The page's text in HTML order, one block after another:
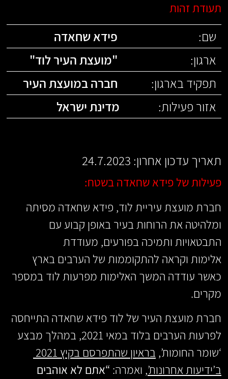
תעודת זהות
שם:
פידא שחאדה
ארגון:
"מועצת העיר לוד"
תפקיד בארגון:
חברה במועצת העיר
אזור פעילות:
מדינת ישראל
תאריך עדכון אחרון: 24.7.2023
פעילות של פידא שחאדה בשטח:
חברת מועצת עיריית לוד, פידא שחאדה מסיתה
ומלהיטה את הרוחות בעיר באופן קבוע עם
התבטאויות ותמיכה בפורעים, מעודדת
אלימות וקראה להתקוממות של הערבים בארץ
כאשר עודדה המשך האלימות מפרעות לוד במספר
מקרים.
חברת מועצת העיר של לוד פידא שחאדה התייחסה
לפרעות הערבים בלוד במאי 2021, במהלך מבצע
‘שומר החומות’,
ב’ידיעות אחרונות’, ואמרה: “אתם לא אוהבים